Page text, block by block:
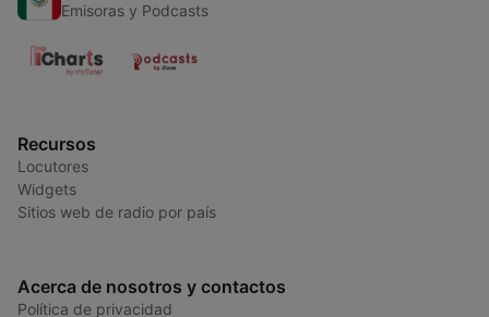
Emisoras y Podcasts
Recursos
Locutores
Widgets
Sitios web de radio por país
Acerca de nosotros y contactos
Política de privacidad